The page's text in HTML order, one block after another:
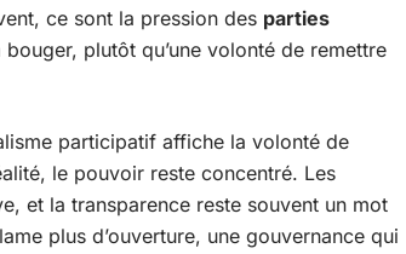
ce sont la pression des parties
plutôt qu’une volonté de remettre
participatif affiche la volonté de
le pouvoir reste concentré. Les
et la transparence reste souvent un mot
plus d’ouverture, une gouvernance qui